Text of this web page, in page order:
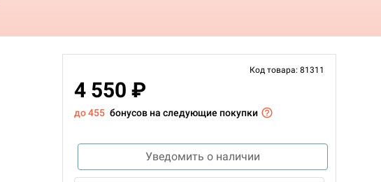
Код товара: 81311
4 550 ₽
до 455 бонусов на следующие покупки
Уведомить о наличии